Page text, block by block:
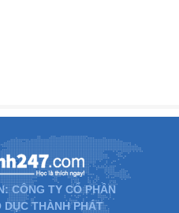
CÔNG TY CỔ PHẦN
DỤC THÀNH PHÁT